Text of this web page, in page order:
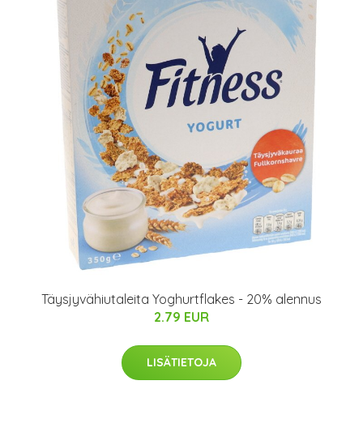
Täysjyvähiutaleita Yoghurtflakes - 20% alennus
2.79 EUR
LISÄTIETOJA